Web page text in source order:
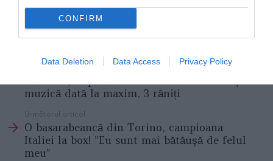
CONFIRM
Data Deletion Data Access Privacy Policy
ACCIDENT ITALIA
Încăierare între români la cascadele
muzică dată la maxim, 3 răniți
Următorul articol
O basarabeancă din Torino, campioana
Italiei la box! ”Eu sunt mai bătăuşă de felul
meu”